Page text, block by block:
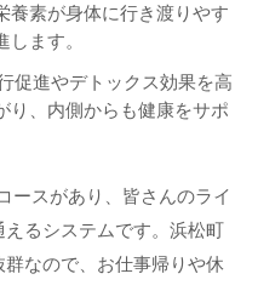
養素が身体に行き渡りやす
ます。
促進やデトックス効果を高
り、内側からも健康をサポ
ースがあり、皆さんのライ
るシステムです。浜松町
なので、お仕事帰りや休